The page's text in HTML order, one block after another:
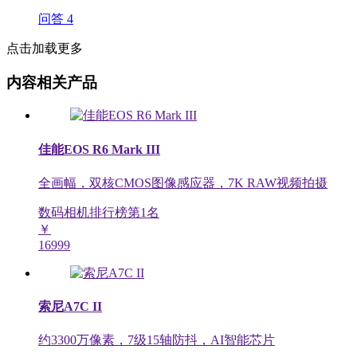
问答 4
点击加载更多
内容相关产品
佳能EOS R6 Mark III
全画幅，双核CMOS图像感应器，7K RAW视频拍摄
数码相机排行榜第1名
￥
16999
索尼A7C II
约3300万像素，7级15轴防抖，AI智能芯片